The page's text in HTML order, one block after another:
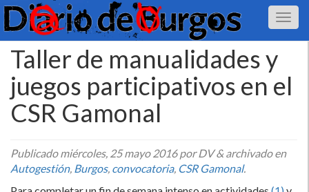
Taller de manualidades y
juegos participativos en el
CSR Gamonal
Publicadomiércoles, 25 mayo 2016por DV&archivado en
Autogestión, Burgos, convocatoria, CSR Gamonal.